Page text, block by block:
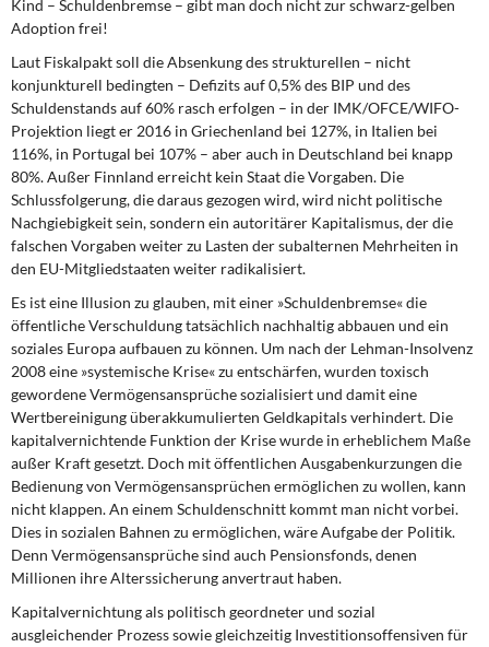
Kind – Schuldenbremse – gibt man doch nicht zur schwarz-gelben
Adoption frei!
Laut Fiskalpakt soll die Absenkungdes strukturellen – nicht
konjunkturell bedingten – Defizits auf 0,5% des BIP und des
Schuldenstands auf 60% rasch erfolgen – in der IMK/OFCE/WIFO-
Projektion liegt er 2016 in Griechenland bei 127%, in Italien bei
116%, in Portugal bei 107% – aber auch in Deutschland bei knapp
80%. Außer Finnland erreicht kein Staat die Vorgaben. Die
Schlussfolgerung, die daraus gezogen wird, wird nicht politische
Nachgiebigkeit sein, sondern ein autoritärer Kapitalismus, der die
falschen Vorgaben weiter zu Lasten der subalternen Mehrheiten in
den EU-Mitgliedstaaten weiter radikalisiert.
Es ist eine Illusion zu glauben, mit einer »Schuldenbremse« die
öffentliche Verschuldung tatsächlich nachhaltig abbauen und ein
soziales Europa aufbauen zu können. Um nach der Lehman-Insolvenz
2008 eine »systemische Krise« zu entschärfen, wurden toxisch
gewordene Vermögensansprüche sozialisiert und damit eine
Wertbereinigung überakkumulierten Geldkapitals verhindert. Die
kapitalvernichtende Funktion der Krise wurde in erheblichem Maße
außer Kraft gesetzt. Doch mit öffentlichen Ausgabenkurzungen die
Bedienung von Vermögensansprüchen ermöglichen zu wollen, kann
nicht klappen. An einem Schuldenschnitt kommt man nicht vorbei.
Dies in sozialen Bahnen zu ermöglichen, wäre Aufgabe der Politik.
Denn Vermögensansprüche sind auch Pensionsfonds, denen
Millionen ihre Alterssicherung anvertraut haben.
Kapitalvernichtung als politisch geordneterund sozial
ausgleichender Prozess sowie gleichzeitig Investitionsoffensiven für